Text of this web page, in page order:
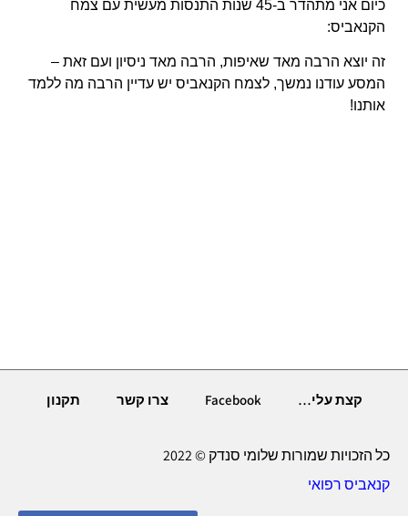
כיום אני מתהדר ב-45 שנות התנסות מעשית עם צמח
הקנאביס:
זה יוצא הרבה מאד שאיפות, הרבה מאד ניסיון ועם זאת –
המסע עודנו נמשך, לצמח הקנאביס יש עדיין הרבה מה ללמד
אותנו!
קצת עלי… Facebook צרו קשר תקנון
כל הזכויות שמורות שלומי סנדק © 2022
קנאביס רפואי